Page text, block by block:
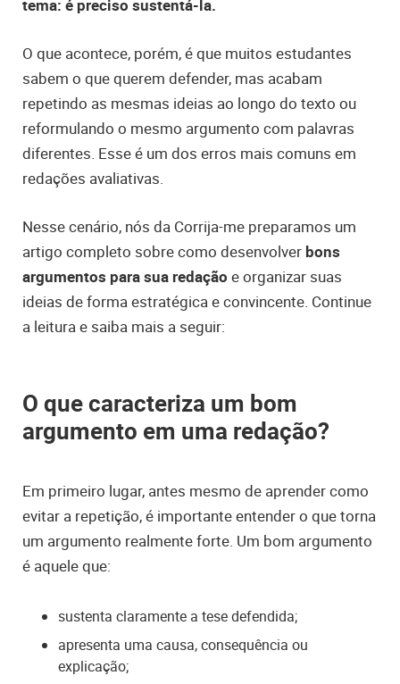
tema: é preciso sustentá-la.
O que acontece, porém, é que muitos estudantes
sabem o que querem defender, mas acabam
repetindo as mesmas ideias ao longo do texto ou
reformulando o mesmo argumento com palavras
diferentes. Esse é um dos erros mais comuns em
redações avaliativas.
Nesse cenário, nós da Corrija-me preparamos um
artigo completo sobre como desenvolver bons
argumentos para sua redação e organizar suas
ideias de forma estratégica e convincente. Continue
a leitura e saiba mais a seguir:
O que caracteriza um bom
argumento em uma redação?
Em primeiro lugar, antes mesmo de aprender como
evitar a repetição, é importante entender o que torna
um argumento realmente forte. Um bom argumento
é aquele que:
sustenta claramente a tese defendida;
apresenta uma causa, consequência ou
explicação;